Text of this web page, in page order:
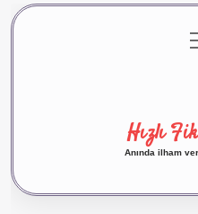
Gizlilik
Hızlı
Anında ilham